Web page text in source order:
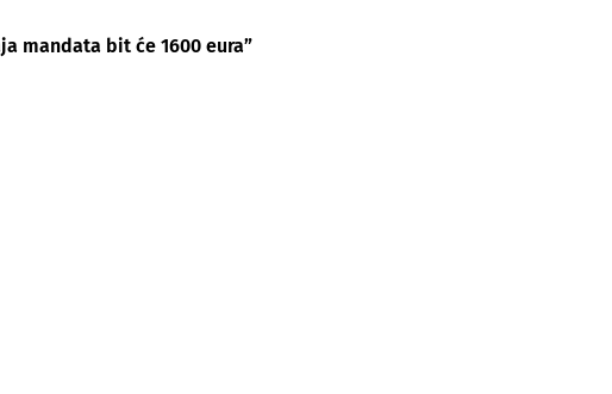
mandata bit će 1600 eura”